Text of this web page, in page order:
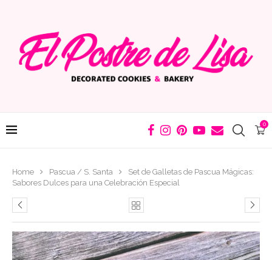
0
Home Pascua / S. Santa
Set de Galletas de Pascua Mágicas:
Sabores Dulces para una Celebración Especial